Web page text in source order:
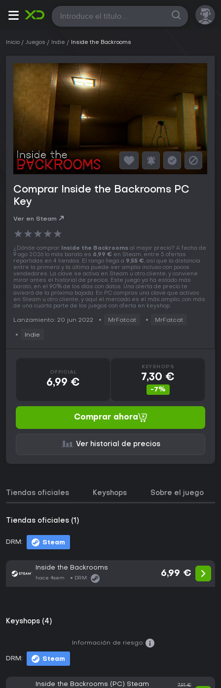
Todas
Inicio Juegos Indie Inside the Backrooms
Comprar Inside the Backrooms PC
Key
Ver en Steam
★★★★★
¿Dónde comprar Inside the Backrooms al mejor precio? A fecha de
9 ago 2026 lo más barato es 6,99 € en Steam, entre 5 ofertas
repartidas en 4 tiendas. El rango llega a 9,55 €, así que la distancia
entre la primera y la última puede ser amplia incluso con pocos
vendedores. La clave se activa en Steam u otro cliente, y conviene
mirar antes el historial de precios. Este juego ya ha estado más
barato, en el 90% de los días con datos. Una alerta de precio te
avisará de la próxima bajada. En PC compras una clave que activas
en Steam u otro cliente, y aquí el mercado es el más amplio, con más
de una cuarta parte de los juegos con oferta en keyshop.
Lanzamiento: 20 jun 2022 MrFatcat MrFatcat
Indie
OFFICIAL
6,99 €
KEYSHOPS
7,30 €
-7%
Comprar ahora
Ver historial de precios
Tiendas oficiales Keyshops Sobre el juego
Tiendas oficiales (1)
DRM: Steam
Inside the Backrooms
hace 4sem DRM:
6,99 €
Keyshops (4)
DRM: Steam
Información de riesgo:
Inside the Backrooms (PC) Steam
7,91 €